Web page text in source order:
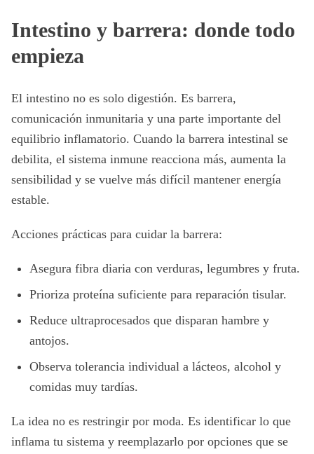
Intestino y barrera: donde todo
empieza
El intestino no es solo digestión. Es barrera,
comunicación inmunitaria y una parte importante del
equilibrio inflamatorio. Cuando la barrera intestinal se
debilita, el sistema inmune reacciona más, aumenta la
sensibilidad y se vuelve más difícil mantener energía
estable.
Acciones prácticas para cuidar la barrera:
Asegura fibra diaria con verduras, legumbres y fruta.
Prioriza proteína suficiente para reparación tisular.
Reduce ultraprocesados que disparan hambre y
antojos.
Observa tolerancia individual a lácteos, alcohol y
comidas muy tardías.
La idea no es restringir por moda. Es identificar lo que
inflama tu sistema y reemplazarlo por opciones que se